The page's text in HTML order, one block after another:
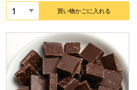
買い物かごに入れる